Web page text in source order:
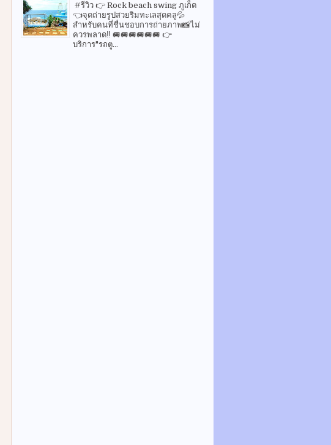
#รีวิว 👉 Rock beach swing ภูเก็ต
👈จุดถ่ายรูปสวยริมทะเลสุดคลู💦
สำหรับคนที่ชื่นชอบการถ่ายภาพ📸ไม่
ควรพลาด‼️ 🚐🚐🚐🚐🚐🚐 👉
บริการ"รถตู...